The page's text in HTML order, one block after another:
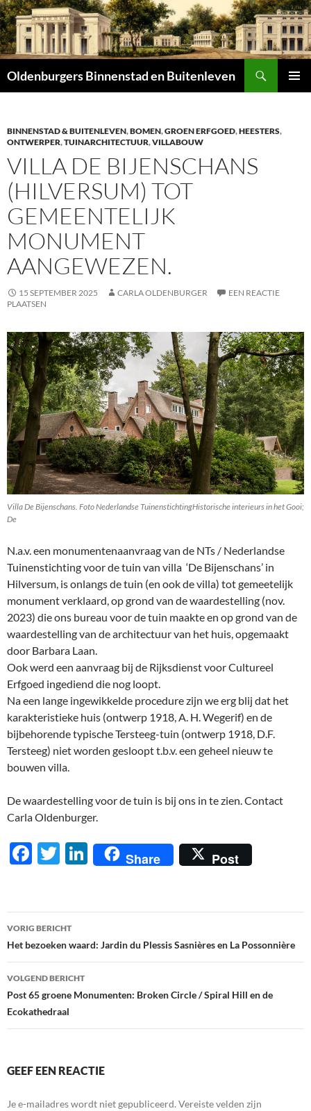
Oldenburgers Binnenstad en Buitenleven
BINNENSTAD & BUITENLEVEN,BOMEN,GROEN ERFGOED,HEESTERS,
ONTWERPER,TUINARCHITECTUUR,VILLABOUW
VILLA DE BIJENSCHANS
(HILVERSUM) TOT
GEMEENTELIJK
MONUMENT
AANGEWEZEN.
15 SEPTEMBER 2025 CARLA OLDENBURGER
EEN REACTIE
PLAATSEN
Villa De Bijenschans. Foto Nederlandse TuinenstichtingHistorische interieurs in het Gooi;
De
N.a.v. een monumentenaanvraag van de NTs / Nederlandse
Tuinenstichting voor de tuin van villa ‘De Bijenschans’ in
Hilversum, is onlangs de tuin (en ook de villa) tot gemeetelijk
monument verklaard, op grond van de waardestelling (nov.
2023) die ons bureau voor de tuin maakte en op grond van de
waardestelling van de architectuur van het huis, opgemaakt
door Barbara Laan.
Ook werd een aanvraag bij de Rijksdienst voor Cultureel
Erfgoed ingediend die nog loopt.
Na een lange ingewikkelde procedure zijn we erg blij dat het
karakteristieke huis (ontwerp 1918, A. H. Wegerif) en de
bijbehorende typische Tersteeg-tuin (ontwerp 1918, D.F.
Tersteeg) niet worden gesloopt t.b.v. een geheel nieuw te
bouwen villa.
De waardestelling voor de tuin is bij ons in te zien. Contact
Carla Oldenburger.
F
b
o
o
k
T
er
Li
e
dI
n
Share Post
Berichtnavigatie
VORIG BERICHT
Het bezoeken waard: Jardin du Plessis Sasnières en La Possonnière
VOLGEND BERICHT
Post 65 groene Monumenten: Broken Circle / Spiral Hill en de
Ecokathedraal
GEEF EEN REACTIE
Je e-mailadres wordt niet gepubliceerd. Vereiste velden zijn